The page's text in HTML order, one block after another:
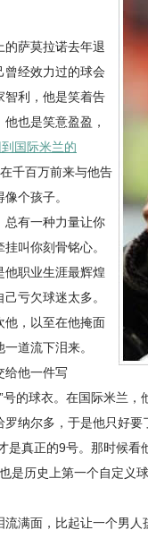
萨莫拉诺去年退
曾经效力过的球会
智利，他是笑着告
也是笑意盈盈，
国际米兰的
在千百万前来与他告
个孩子。
有一种力量让你
叫你刻骨铭心。
他职业生涯最辉煌
亏欠球迷太多。
他，以至在他掩面
道流下泪来。
他一件写
号的球衣。在国际米兰
罗纳尔多，于是他只好
是真正的9号。那时候看
历史上第一个自定义球
面，比起让一个男人